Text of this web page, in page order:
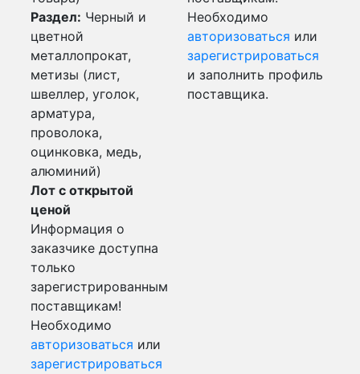
Раздел: Черный и
цветной
металлопрокат,
метизы (лист,
швеллер, уголок,
арматура,
проволока,
оцинковка, медь,
алюминий)
Лот с открытой
ценой
Информация о
заказчике доступна
только
зарегистрированным
поставщикам!
Необходимо
авторизоваться или
зарегистрироваться
Необходимо
авторизоваться или
зарегистрироваться
и заполнить профиль
поставщика.